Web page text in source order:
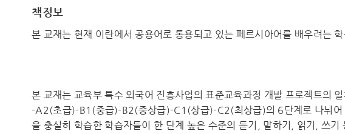
책정보
본 교재는 현재 이란에서 공용어로 통용되고 있는 페르시아어를 배우려는
본 교재는 교육부 특수 외국어 진흥사업의 표준교육과정 개발 프로젝트의
-A2(초급)-B1(중급)-B2(중상급)-C1(상급)-C2(최상급)의 6단계로 나뉘어
을 충실히 학습한 학습자들이 한 단계 높은 수준의 듣기, 말하기, 읽기, 쓰